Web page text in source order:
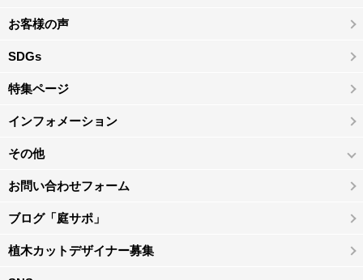
お客様の声
SDGs
特集ページ
インフォメーション
その他
お問い合わせフォーム
ブログ「庭サポ」
植木カットデザイナー募集